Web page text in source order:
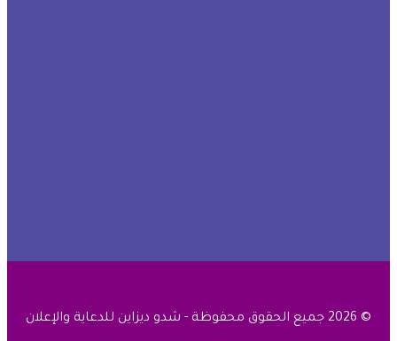
© 2026 جميع الحقوق محفوظة - شدو ديزاين للدعاية والإعلان